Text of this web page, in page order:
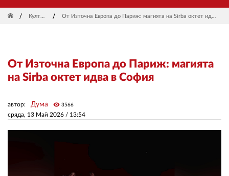
Култура От Източна Европа до Париж: магията на Sirba октет идва в София
От Източна Европа до Париж: магията
на Sirba октет идва в София
сряда, 13 Май 2026 / 13:54
автор: Дума visibility 3566
ДРУГИ
АВТОРИ